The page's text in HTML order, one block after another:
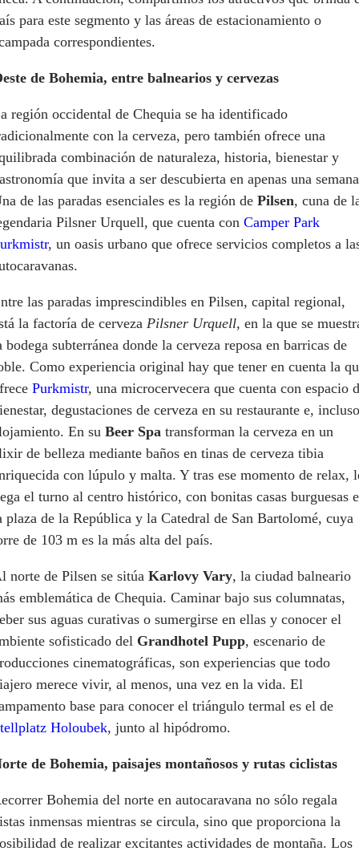
para este segmento y las áreas de estacionamiento o
correspondientes.
de Bohemia, entre balnearios y cervezas
región occidental de Chequia se ha identificado
con la cerveza, pero también ofrece una
combinación de naturaleza, historia, bienestar y
que invita a ser descubierta en apenas una
de las paradas esenciales es la región de Pilsen, cuna de
Pilsner Urquell, que cuenta con Camper Park
, un oasis urbano que ofrece servicios completos a
las paradas imprescindibles en Pilsen, capital regional,
la factoría de cerveza Pilsner Urquell, en la que se
bodega subterránea donde la cerveza reposa en barricas de
Como experiencia original hay que tener en cuenta la
Purkmistr, una microcervecera que cuenta con espacio
degustaciones de cerveza en su restaurante e,
En su Beer Spa transforman la cerveza en un
de belleza mediante baños en tinas de cerveza tibia
con lúpulo y malta. Y tras ese momento de relax,
el turno al centro histórico, con bonitas casas burguesas
plaza de la República y la Catedral de San Bartolomé, cuya
de 103 m es la más alta del país.
norte de Pilsen se sitúa Karlovy Vary, la ciudad balneario
emblemática de Chequia. Caminar bajo sus columnatas,
sus aguas curativas o sumergirse en ellas y conocer el
sofisticado del Grandhotel Pupp, escenario de
cinematográficas, son experiencias que todo
merece vivir, al menos, una vez en la vida. El
base para conocer el triángulo termal es el de
Holoubek, junto al hipódromo.
de Bohemia, paisajes montañosos y rutas ciclistas
Bohemia del norte en autocaravana no sólo regala
inmensas mientras se circula, sino que proporciona la
de realizar excitantes actividades de montaña. Los